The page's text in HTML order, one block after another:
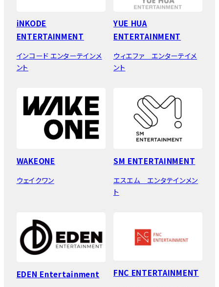
iNKODE
ENTERTAINMENT
インコード エンターテインメ
ント
YUE HUA
ENTERTAINMENT
ウィエファ エンターテイメ
ント
WAKEONE
ウェイクワン
SM ENTERTAINMENT
エスエム エンタテインメン
ト
EDEN Entertainment FNC ENTERTAINMENT